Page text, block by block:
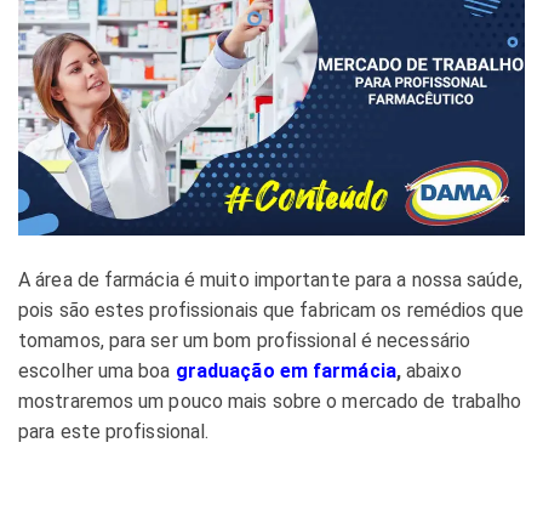
A área de farmácia é muito importante para a nossa saúde,
pois são estes profissionais que fabricam os remédios que
tomamos, para ser um bom profissional é necessário
escolher uma boa graduação em farmácia,abaixo
mostraremos um pouco mais sobre o mercado de trabalho
para este profissional.